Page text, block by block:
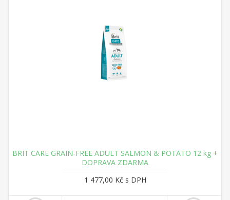
BRIT CARE GRAIN-FREE ADULT SALMON & POTATO 12 kg +
DOPRAVA ZDARMA
1 477,00 Kč s DPH